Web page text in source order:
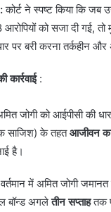
:कोर्ट ने स्पष्ट किया कि जब
को सजा दी गई, तो
पर बरी करना तर्कहीन
:
जोगी को आईपीसी की
साजिश) के तहतआजीवन
है।
वर्तमान में अमित जोगी
बॉन्ड अगलेतीन सप्ताहतक